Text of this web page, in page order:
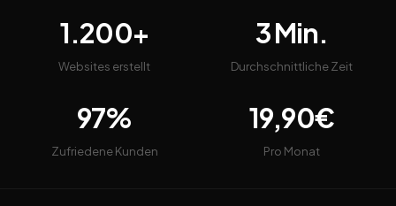
1.200+
Websites erstellt
3 Min.
Durchschnittliche Zeit
97%
Zufriedene Kunden
19,90€
Pro Monat